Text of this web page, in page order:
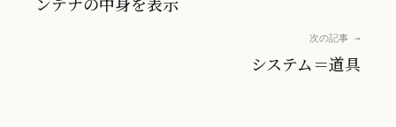
次の記事 →
システム＝道具